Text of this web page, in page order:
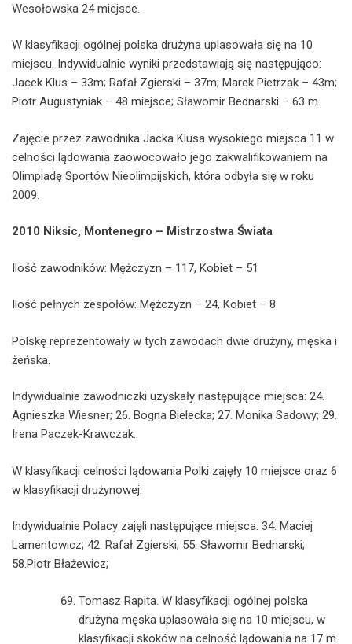
Wesołowska 24 miejsce.
W klasyfikacji ogólnej polska drużyna uplasowała się na 10
miejscu. Indywidualnie wyniki przedstawiają się następująco:
Jacek Klus – 33m; Rafał Zgierski – 37m; Marek Pietrzak – 43m;
Piotr Augustyniak – 48 miejsce; Sławomir Bednarski – 63 m.
Zajęcie przez zawodnika Jacka Klusa wysokiego miejsca 11 w
celności lądowania zaowocowało jego zakwalifikowaniem na
Olimpiadę Sportów Nieolimpijskich, która odbyła się w roku
2009.
2010 Niksic, Montenegro – Mistrzostwa Świata
Ilość zawodników: Mężczyzn – 117, Kobiet – 51
Ilość pełnych zespołów: Mężczyzn – 24, Kobiet – 8
Polskę reprezentowały w tych zawodach dwie drużyny, męska i
żeńska.
Indywidualnie zawodniczki uzyskały następujące miejsca: 24.
Agnieszka Wiesner; 26. Bogna Bielecka; 27. Monika Sadowy; 29.
Irena Paczek-Krawczak.
W klasyfikacji celności lądowania Polki zajęły 10 miejsce oraz 6
w klasyfikacji drużynowej.
Indywidualnie Polacy zajęli następujące miejsca: 34. Maciej
Lamentowicz; 42. Rafał Zgierski; 55. Sławomir Bednarski;
58.Piotr Błażewicz;
Tomasz Rapita. W klasyfikacji ogólnej polska
drużyna męska uplasowała się na 10 miejscu, w
klasyfikacji skoków na celność lądowania na 17 m.